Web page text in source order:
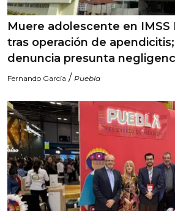
Muere adolescente en IMSS
tras operación de
denuncia presunta
Fernando García / Puebla